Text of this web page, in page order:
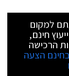
למקום
חינם,
הרכישה
הצעה